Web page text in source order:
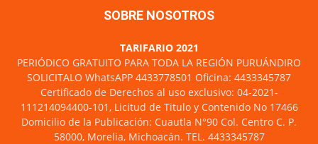
SOBRE NOSOTROS
TARIFARIO 2021
PERIÓDICO GRATUITO PARA TODA LA REGIÓN PURUÁNDIRO
SOLICITALO WhatsAPP 4433778501 Oficina: 4433345787
Certificado de Derechos al uso exclusivo: 04-2021-
111214094400-101, Licitud de Titulo y Contenido No 17466
Domicilio de la Publicación: Cuautla N°90 Col. Centro C. P.
58000, Morelia, Michoacán. TEL. 4433345787